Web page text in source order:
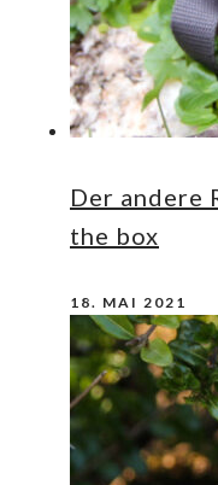
Der andere
the box
18. MAI 2021